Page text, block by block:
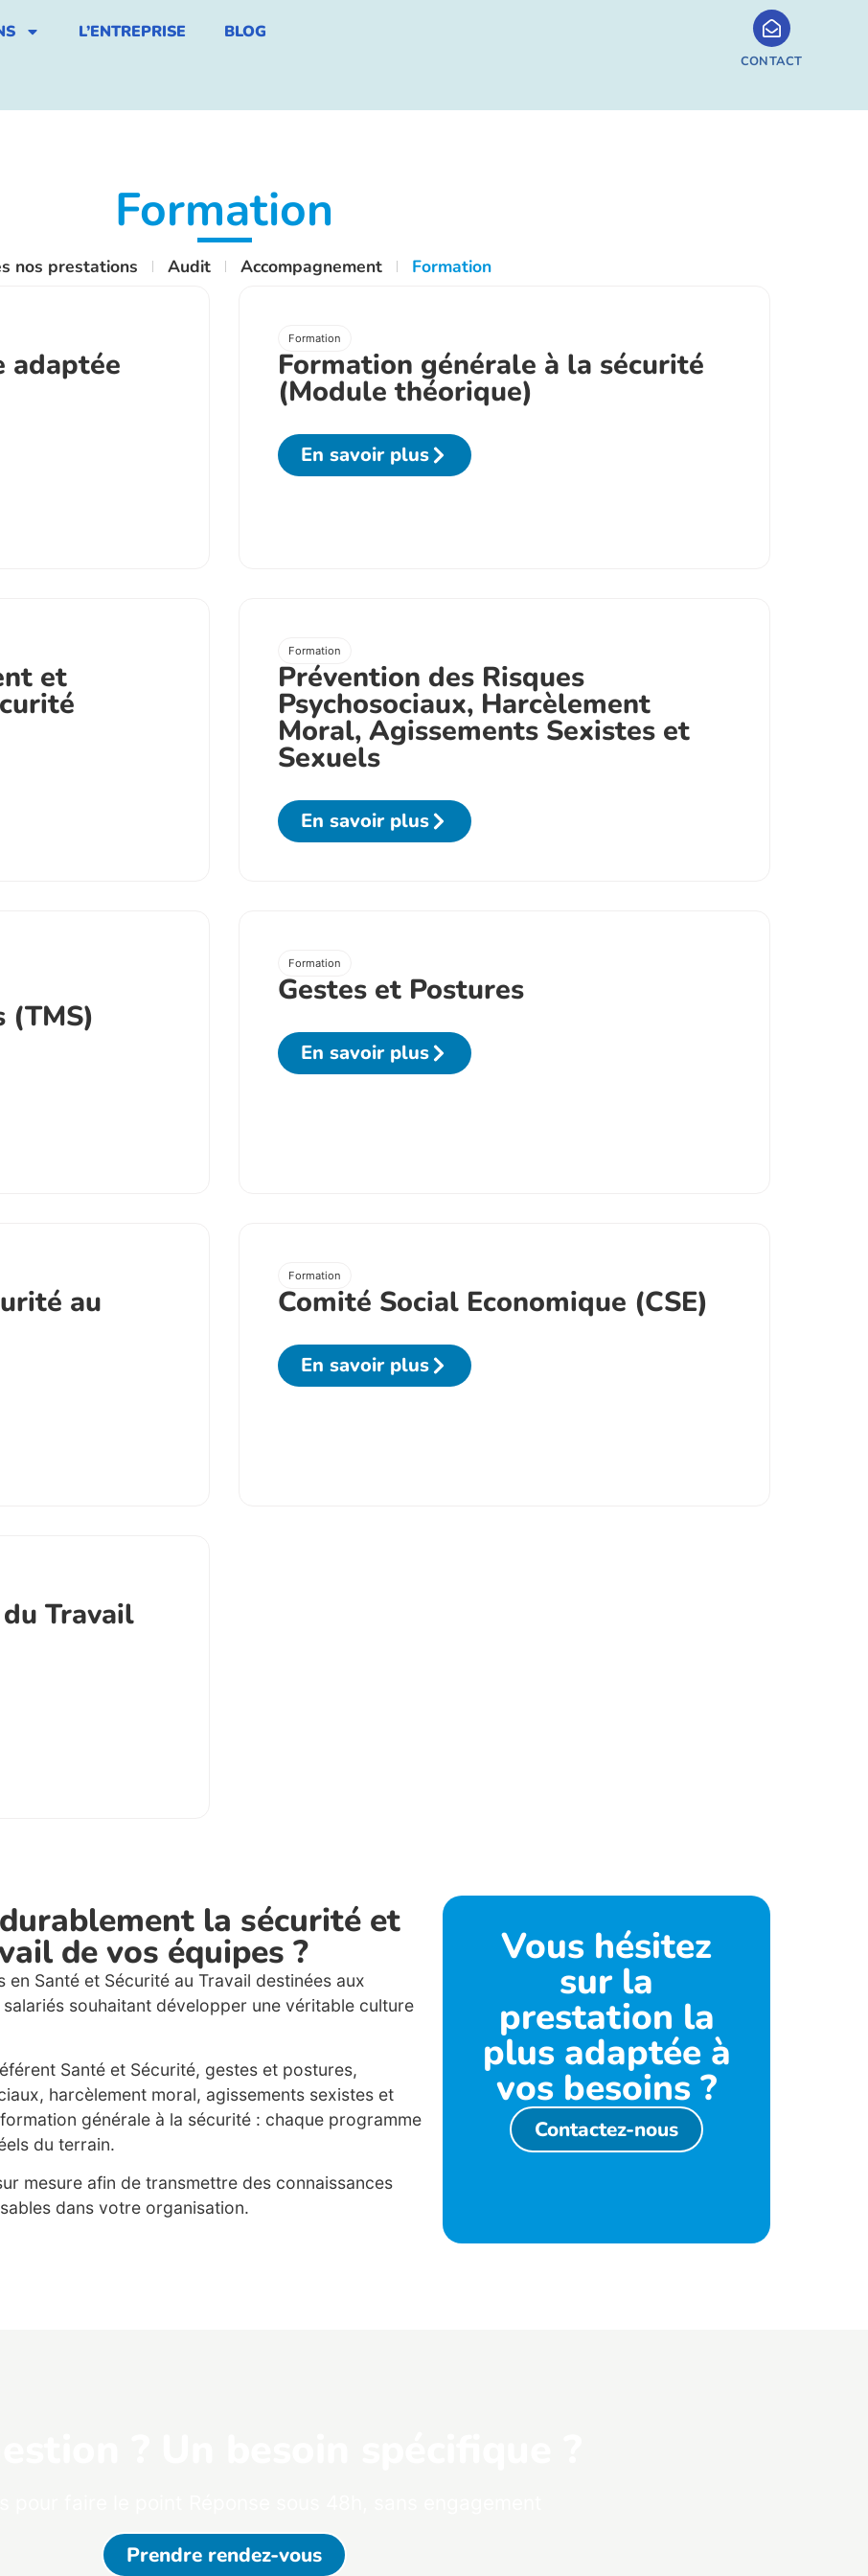
L’ENTREPRISE BLOG
CONTACT
Formation
nos prestations Audit Accompagnement Formation
adaptée
Formation
Formation générale à la sécurité
(Module théorique)
En savoir plus
et
Formation
Prévention des Risques
Psychosociaux, Harcèlement
Moral, Agissements Sexistes et
Sexuels
En savoir plus
(TMS)
Formation
Gestes et Postures
En savoir plus
au
Formation
Comité Social Economique (CSE)
En savoir plus
Travail
la sécurité et
de vos équipes ?
Santé et Sécurité au Travail destinées aux
souhaitant développer une véritable culture
Santé et Sécurité, gestes et postures,
harcèlement moral, agissements sexistes et
générale à la sécurité : chaque programme
du terrain.
mesure afin de transmettre des connaissances
dans votre organisation.
Vous hésitez
sur la
prestation la
plus adaptée à
vos besoins ?
Contactez-nous
Prendre rendez-vous